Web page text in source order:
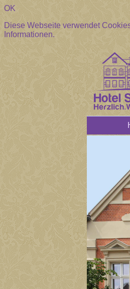
OK
Diese Webseite verwendet
Informationen.